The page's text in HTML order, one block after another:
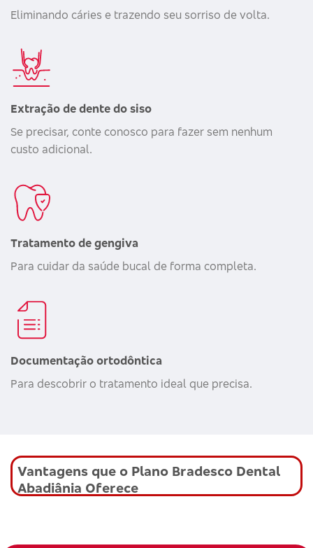
Eliminando cáries e trazendo seu sorriso de volta.
Extração de dente do siso
Se precisar, conte conosco para fazer sem nenhum
custo adicional.
Tratamento de gengiva
Para cuidar da saúde bucal de forma completa.
Documentação ortodôntica
Para descobrir o tratamento ideal que precisa.
Vantagens que o Plano Bradesco Dental
Abadiânia Oferece